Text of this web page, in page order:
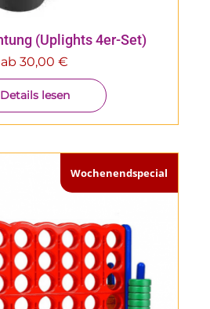
(Uplights 4er-Set)
ab 30,00 €
Details lesen
Wochenendspecial